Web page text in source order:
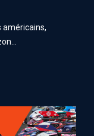
américains,